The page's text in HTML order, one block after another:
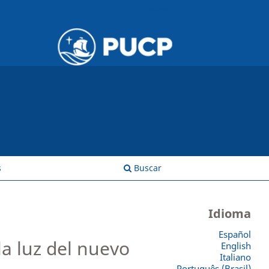
Buscar
luz del nuevo
Idioma
Español
English
Italiano